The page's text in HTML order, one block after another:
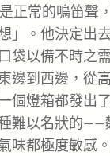
常的鳴笛聲
」。他決定出
袋以備不時之
到西邊，從
個燈箱都發出
難以名狀的——
味都極度敏感